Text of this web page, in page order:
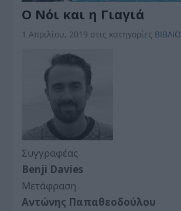
Ο Νόι και η Γιαγιά
1 Απριλίου, 2019 στις κατηγορίες BIBΛIO
Συγγραφέας
Benji Davies
Μετάφραση
Αντώνης Παπαθεοδούλου